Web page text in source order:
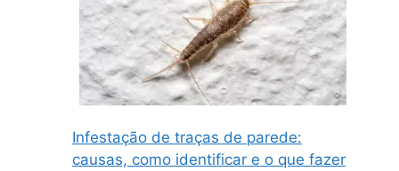
Infestação de traças de parede:
causas, como identificar e o que fazer